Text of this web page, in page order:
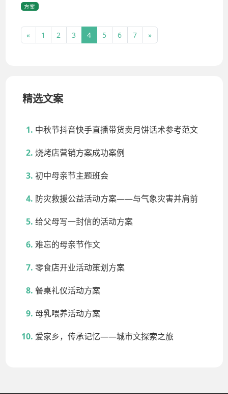
方案
« 1 2 3 4 5 6 7 »
精选文案
中秋节抖音快手直播带货卖月饼话术参考范文
烧烤店营销方案成功案例
初中母亲节主题班会
防灾救援公益活动方案——与气象灾害并肩前
给父母写一封信的活动方案
难忘的母亲节作文
零食店开业活动策划方案
餐桌礼仪活动方案
母乳喂养活动方案
爱家乡，传承记忆——城市文探索之旅